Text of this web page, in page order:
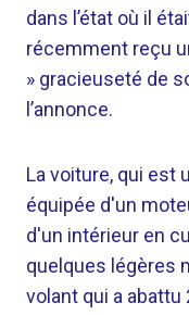
dans l’état où il
récemment reçu
» gracieuseté de
l’annonce.
La voiture, qui est
équipée d'un
d'un intérieur en
quelques légères
volant qui a abattu